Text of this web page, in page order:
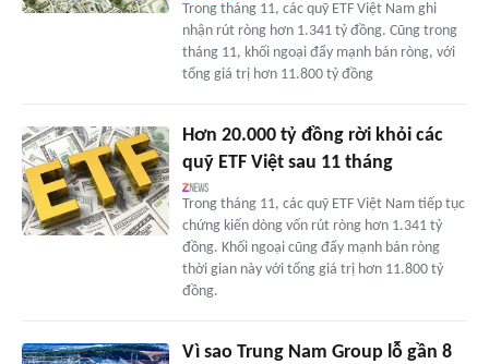
Trong tháng 11, các quỹ ETF Việt Nam ghi
nhận rút ròng hơn 1.341 tỷ đồng. Cũng trong
tháng 11, khối ngoại đẩy mạnh bán ròng, với
tổng giá trị hơn 11.800 tỷ đồng
Hơn 20.000 tỷ đồng rời khỏi các
quỹ ETF Việt sau 11 tháng
Trong tháng 11, các quỹ ETF Việt Nam tiếp tục
chứng kiến dòng vốn rút ròng hơn 1.341 tỷ
đồng. Khối ngoại cũng đẩy mạnh bán ròng
thời gian này với tổng giá trị hơn 11.800 tỷ
đồng.
Vì sao Trung Nam Group lỗ gần 8